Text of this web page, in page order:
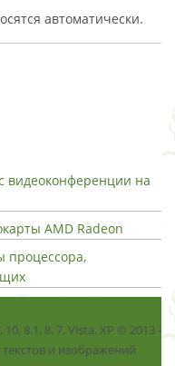
автоматически.
видеоконференции на
AMD Radeon
процессора,
8.1, 8, 7, Vista, ХР © 2013 -
текстов и изображений